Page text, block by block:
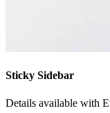
Sticky Sidebar
Details available with